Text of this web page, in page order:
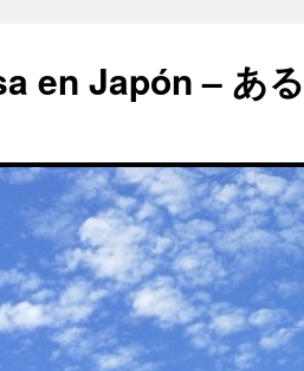
en Japón – あ